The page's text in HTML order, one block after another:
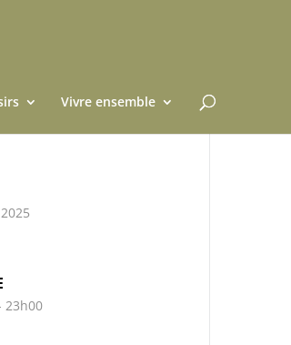
Vivre ensemble
23h00